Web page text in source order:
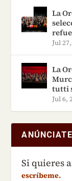
https://
La
Jul
La
tutti
Jul 6,
Si quieres
escríbeme.